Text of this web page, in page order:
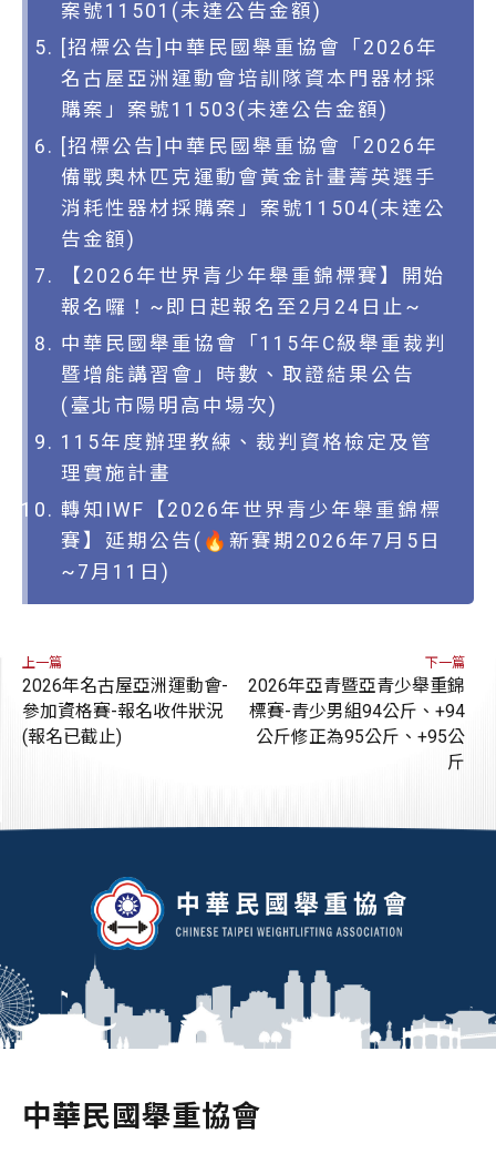
案號11501(未達公告金額)
[招標公告]中華民國舉重協會「2026年
名古屋亞洲運動會培訓隊資本門器材採
購案」案號11503(未達公告金額)
[招標公告]中華民國舉重協會「2026年
備戰奧林匹克運動會黃金計畫菁英選手
消耗性器材採購案」案號11504(未達公
告金額)
【2026年世界青少年舉重錦標賽】開始
報名囉！~即日起報名至2月24日止~
中華民國舉重協會「115年C級舉重裁判
暨增能講習會」時數、取證結果公告
(臺北市陽明高中場次)
115年度辦理教練、裁判資格檢定及管
理實施計畫
轉知IWF【2026年世界青少年舉重錦標
賽】延期公告(🔥新賽期2026年7月5日
~7月11日)
上一篇
2026年名古屋亞洲運動會-
參加資格賽-報名收件狀況
(報名已截止)
下一篇
2026年亞青暨亞青少舉重錦
標賽-青少男組94公斤、+94
公斤修正為95公斤、+95公
斤
中華民國舉重協會